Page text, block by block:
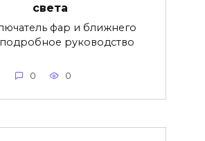
света
фар и ближнего
подробное руководство
0 0